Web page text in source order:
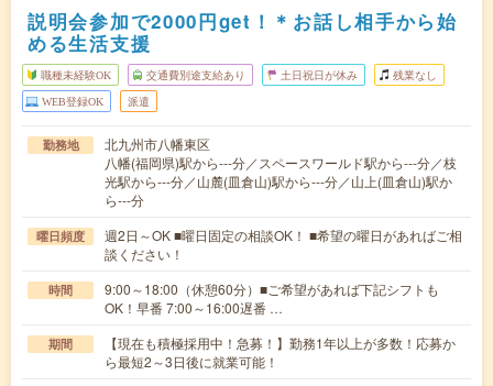
説明会参加で2000円get！＊お話し相手から始
める生活支援
職種未経験OK 交通費別途支給あり 土日祝日が休み 残業なし
WEB登録OK 派遣
勤務地
北九州市八幡東区
八幡(福岡県)駅から---分／スペースワールド駅から---分／枝
光駅から---分／山麓(皿倉山)駅から---分／山上(皿倉山)駅か
ら---分
曜日頻度
週2日～OK ■曜日固定の相談OK！ ■希望の曜日があればご相
談ください！
時間
9:00～18:00（休憩60分）■ご希望があれば下記シフトも
OK！早番 7:00～16:00遅番 …
期間
【現在も積極採用中！急募！】勤務1年以上が多数！応募か
ら最短2～3日後に就業可能！